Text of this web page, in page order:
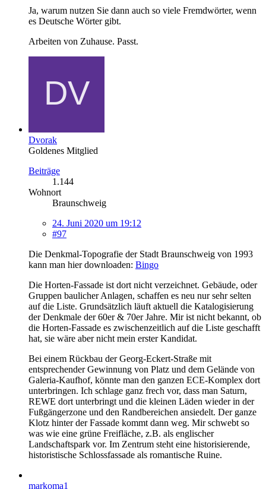
Ja, warum nutzen Sie dann auch so viele Fremdwörter, wenn
es Deutsche Wörter gibt.
Arbeiten von Zuhause. Passt.
Dvorak
Goldenes Mitglied
Beiträge
1.144
Wohnort
Braunschweig
24. Juni 2020 um 19:12
#97
Die Denkmal-Topografie der Stadt Braunschweig von 1993
kann man hier downloaden: Bingo
Die Horten-Fassade ist dort nicht verzeichnet. Gebäude, oder
Gruppen baulicher Anlagen, schaffen es neu nur sehr selten
auf die Liste. Grundsätzlich läuft aktuell die Katalogisierung
der Denkmale der 60er & 70er Jahre. Mir ist nicht bekannt, ob
die Horten-Fassade es zwischenzeitlich auf die Liste geschafft
hat, sie wäre aber nicht mein erster Kandidat.
Bei einem Rückbau der Georg-Eckert-Straße mit
entsprechender Gewinnung von Platz und dem Gelände von
Galeria-Kaufhof, könnte man den ganzen ECE-Komplex dort
unterbringen. Ich schlage ganz frech vor, dass man Saturn,
REWE dort unterbringt und die kleinen Läden wieder in der
Fußgängerzone und den Randbereichen ansiedelt. Der ganze
Klotz hinter der Fassade kommt dann weg. Mir schwebt so
was wie eine grüne Freifläche, z.B. als englischer
Landschaftspark vor. Im Zentrum steht eine historisierende,
historistische Schlossfassade als romantische Ruine.
markoma1